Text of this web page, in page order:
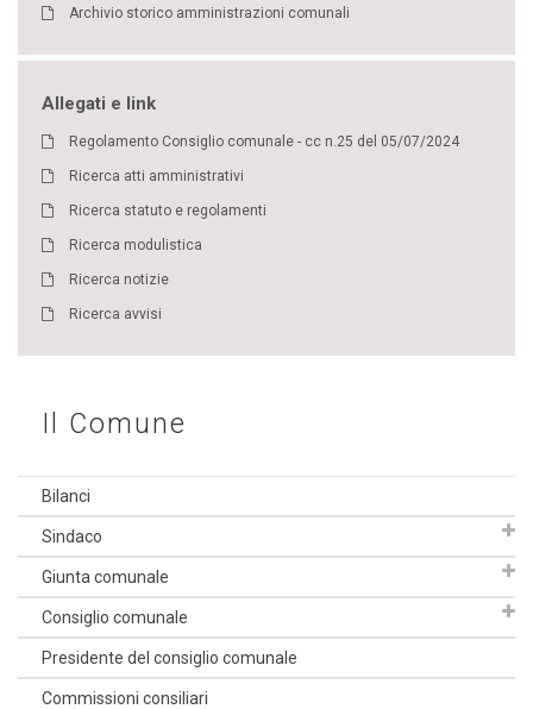
Archivio storico amministrazioni comunali
Allegati e link
Regolamento Consiglio comunale - cc n.25 del 05/07/2024
Ricerca atti amministrativi
Ricerca statuto e regolamenti
Ricerca modulistica
Ricerca notizie
Ricerca avvisi
Il Comune
Bilanci
Sindaco
Giunta comunale
Consiglio comunale
Presidente del consiglio comunale
Commissioni consiliari